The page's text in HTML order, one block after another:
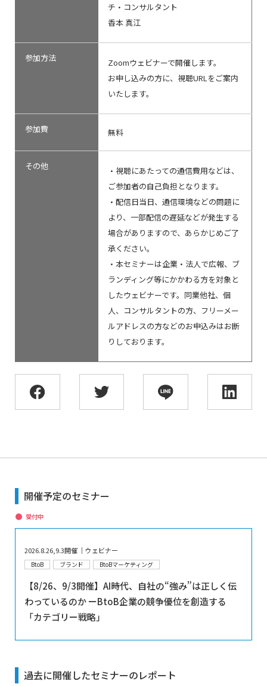
チ・コンサルタント
香本 真江
参加方法
Zoomウェビナーで開催します。
お申し込みの方に、視聴URLをご案内
いたします。
参加費 無料
その他
・視聴にあたっての通信費用などは、
ご参加者の自己負担となります。
・配信日当日、通信環境などの問題に
より、一部配信の遅延などが発生する
場合がありますので、あらかじめご了
承ください。
・本セミナーは企業・法人で広報、ブ
ランディング等にかかわる方を対象と
したウェビナーです。同業他社、個
人、コンサルタントの方、フリーメー
ルアドレスの方などのお申込みはお断
りしております。
開催予定のセミナー
受付中
2026.8.26,9.3開催 │ウェビナー
BtoB ブランド BtoBマーケティング
【8/26、9/3開催】AI時代、自社の“強み”は正しく伝
わっているのか ーBtoB企業の競争優位を創造する
「カテゴリー戦略」
過去に開催したセミナーのレポート